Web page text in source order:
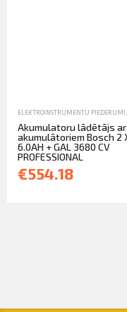
ELEKTROINSTRUMENTU PIEDERUMI
Akumulatoru lādētājs ar
akumulātoriem Bosch 2
6.0AH + GAL 3680 CV
PROFESSIONAL
€554.18